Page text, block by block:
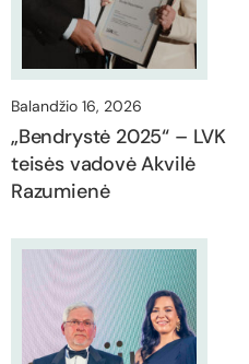
Balandžio 16, 2026
„Bendrystė 2025“ – LVK
teisės vadovė Akvilė
Razumienė